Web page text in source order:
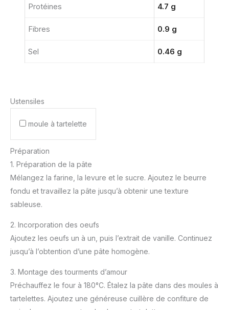
Protéines 4.7 g
Fibres 0.9 g
Sel 0.46 g
Ustensiles
moule à tartelette
Préparation
1. Préparation de la pâte
Mélangez la farine, la levure et le sucre. Ajoutez le beurre
fondu et travaillez la pâte jusqu’à obtenir une texture
sableuse.
2. Incorporation des oeufs
Ajoutez les oeufs un à un, puis l’extrait de vanille. Continuez
jusqu’à l’obtention d’une pâte homogène.
3. Montage des tourments d’amour
Préchauffez le four à 180°C. Étalez la pâte dans des moules à
tartelettes. Ajoutez une généreuse cuillère de confiture de